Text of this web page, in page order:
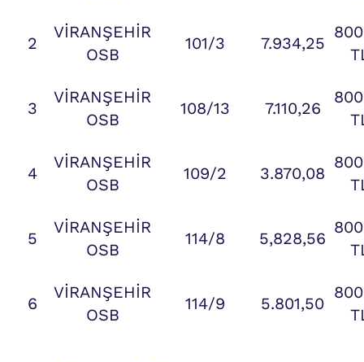
2
VİRANŞEHİR
OSB
101/3 7.934,25
3
VİRANŞEHİR
OSB
108/13 7.110,26
4
VİRANŞEHİR
OSB
109/2 3.870,08
5
VİRANŞEHİR
OSB
114/8 5,828,56
6
VİRANŞEHİR
OSB
114/9 5.801,50